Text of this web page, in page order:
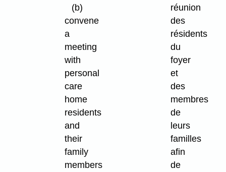
(b)
convene
a
meeting
with
personal
care
home
residents
and
their
family
members
réunion
des
résidents
du
foyer
et
des
membres
de
leurs
familles
afin
de